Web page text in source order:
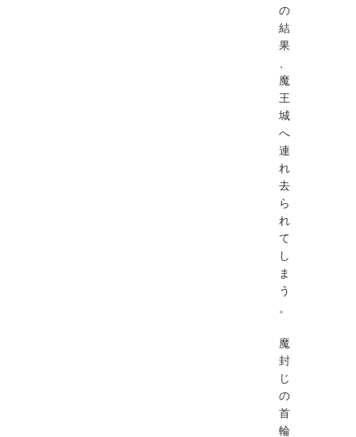
の
結
果
魔
王
城
へ
連
れ
去
ら
れ
て
し
ま
う
。
魔
封
じ
の
首
輪